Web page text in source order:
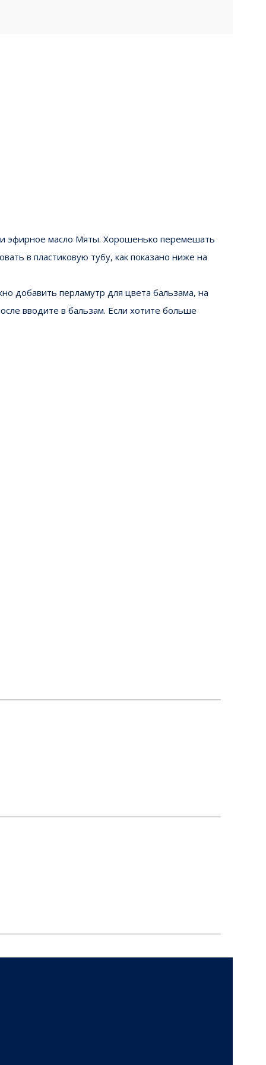
и эфирное масло Мяты. Хорошенько перемешать
в пластиковую тубу, как показано ниже на
добавить перламутр для цвета бальзама, на
вводите в бальзам. Если хотите больше